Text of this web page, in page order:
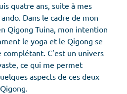
quatre ans, suite à mes
Dans le cadre de mon
Qigong Tuina, mon intention
le yoga et le Qigong se
C’est un univers
ce qui me permet
aspects de ces deux